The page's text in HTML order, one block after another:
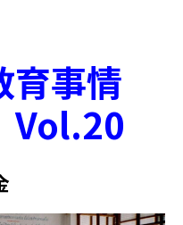
育事情
Vol.20